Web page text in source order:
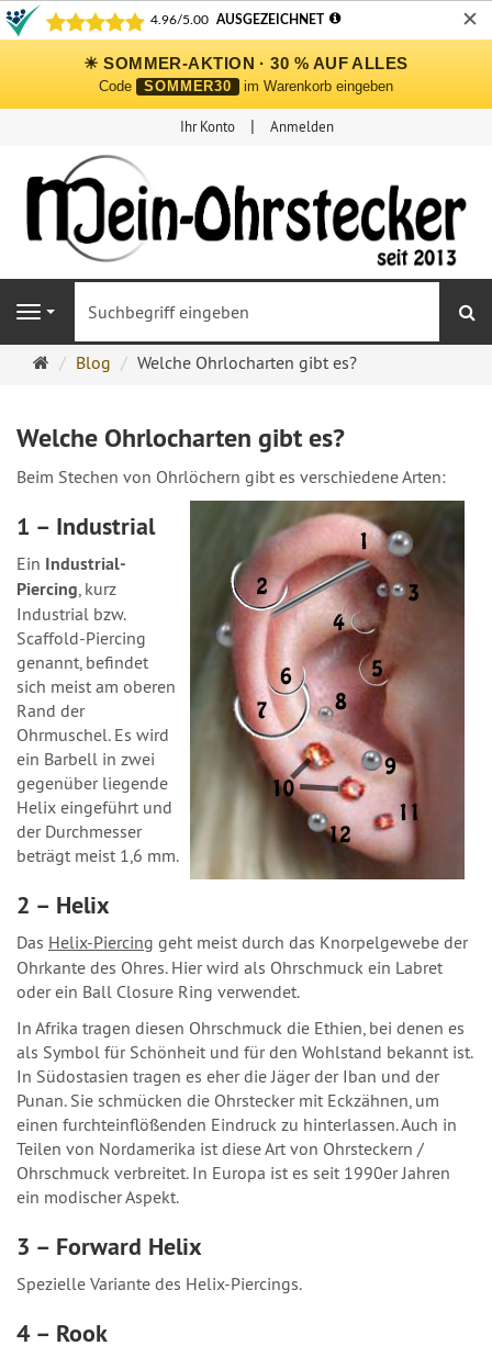
✕
☀ SOMMER-AKTION · 30 % AUF ALLES
Code SOMMER30 im Warenkorb eingeben
Ihr Konto Anmelden
Navigation
Ohrringe
Blog Welche Ohrlocharten gibt es?
Welche Ohrlocharten gibt es?
Beim Stechen von Ohrlöchern gibt es verschiedene Arten:
1 – Industrial
Ein Industrial-
Piercing , kurz
Industrial bzw.
Scaffold-Piercing
genannt, befindet
sich meist am oberen
Rand der
Ohrmuschel. Es wird
ein Barbell in zwei
gegenüber liegende
Helix eingeführt und
der Durchmesser
beträgt meist 1,6 mm.
2 – Helix
Das Helix-Piercing geht meist durch das Knorpelgewebe der
Ohrkante des Ohres. Hier wird als Ohrschmuck ein Labret
oder ein Ball Closure Ring verwendet.
In Afrika tragen diesen Ohrschmuck die Ethien, bei denen es
als Symbol für Schönheit und für den Wohlstand bekannt ist.
In Südostasien tragen es eher die Jäger der Iban und der
Punan. Sie schmücken die Ohrstecker mit Eckzähnen, um
einen furchteinflößenden Eindruck zu hinterlassen. Auch in
Teilen von Nordamerika ist diese Art von Ohrsteckern /
Ohrschmuck verbreitet. In Europa ist es seit 1990er Jahren
ein modischer Aspekt.
3 – Forward Helix
Spezielle Variante des Helix-Piercings.
4 – Rook